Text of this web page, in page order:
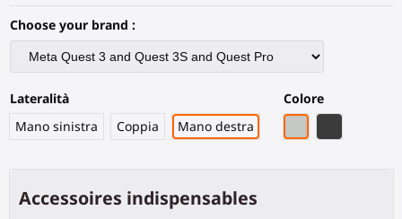
Choose your brand :
Lateralità
Mano sinistra
Coppia Mano destra
Colore
Accessoires indispensables